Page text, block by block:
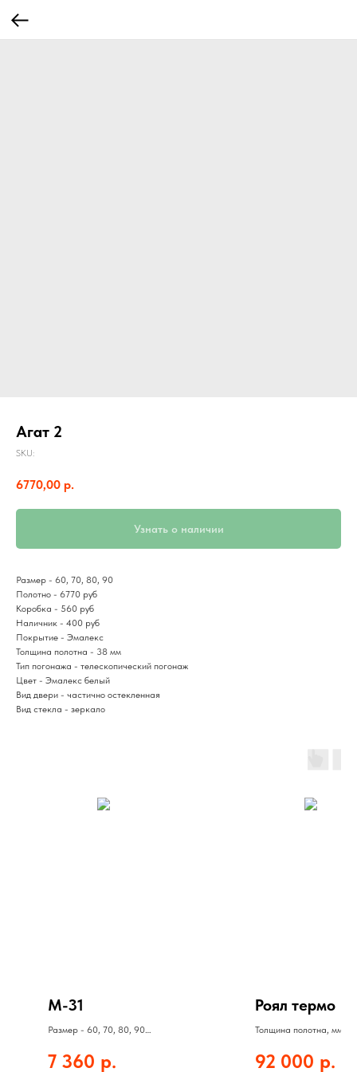
Агат 2
SKU:
6770,00 р.
Узнать о наличии
Размер - 60, 70, 80, 90
Полотно - 6770 руб
Коробка - 560 руб
Наличник - 400 руб
Покрытие - Эмалекс
Толщина полотна - 38 мм
Тип погонажа - телескопический погонаж
Цвет - Эмалекс белый
Вид двери - частично остекленная
Вид стекла - зеркало
М-31
Размер - 60, 70, 80, 90
Коробка - 660 руб
7 360 р.
Роял термо
Толщина полотна, мм:
Цвет: белое дерево
92 000 р.